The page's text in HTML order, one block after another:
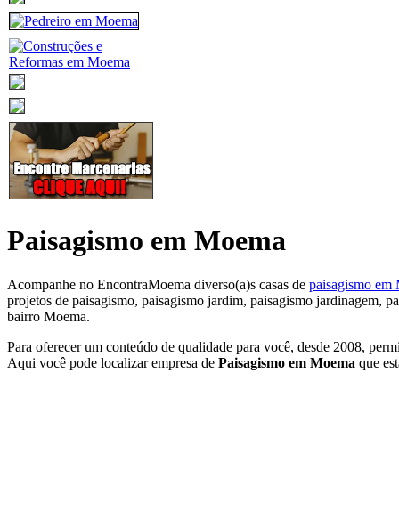
Paisagismo em Moema
Acompanhe no EncontraMoema diverso(a)s casas de paisagismo em
projetos de paisagismo, paisagismo jardim, paisagismo jardinagem,
bairro Moema.
Para oferecer um conteúdo de qualidade para você, desde 2008,
Aqui você pode localizar empresa de Paisagismo em Moema que